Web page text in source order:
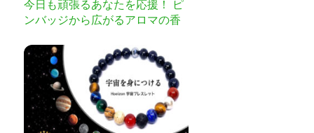
今日も頑張るあなたを応援！ ピ
ンバッジから広がるアロマの香